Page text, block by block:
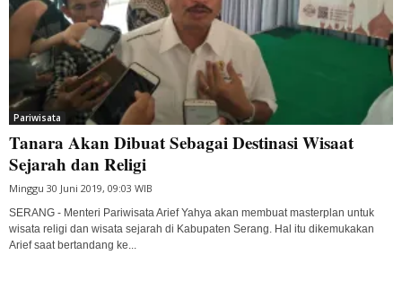
Pariwisata
Tanara Akan Dibuat Sebagai Destinasi Wisaat
Sejarah dan Religi
Minggu 30 Juni 2019, 09:03 WIB
SERANG - Menteri Pariwisata Arief Yahya akan membuat masterplan untuk
wisata religi dan wisata sejarah di Kabupaten Serang. Hal itu dikemukakan
Arief saat bertandang ke...